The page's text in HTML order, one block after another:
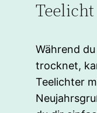
Während
trocknet,
Teelichter